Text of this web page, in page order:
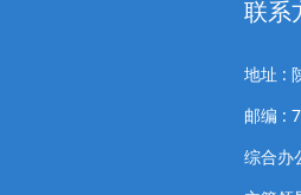
联系
地址 :
邮编 :
综合办